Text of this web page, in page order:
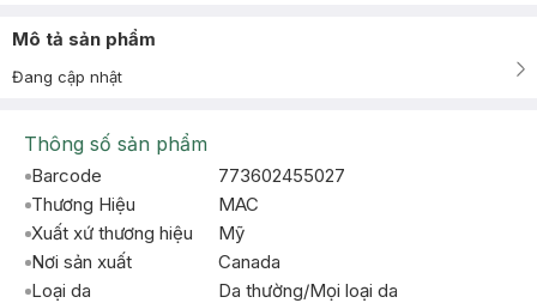
Mô tả sản phẩm
Đang cập nhật
Thông số sản phẩm
Barcode
773602455027
Thương Hiệu
MAC
Xuất xứ thương hiệu
Mỹ
Nơi sản xuất
Canada
Loại da
Da thường/Mọi loại da